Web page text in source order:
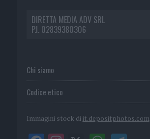
DIRETTA MEDIA ADV SRL
P.I. 02839380306
Chi siamo
Codice etico
Immagini stock di it.depositphotos.com